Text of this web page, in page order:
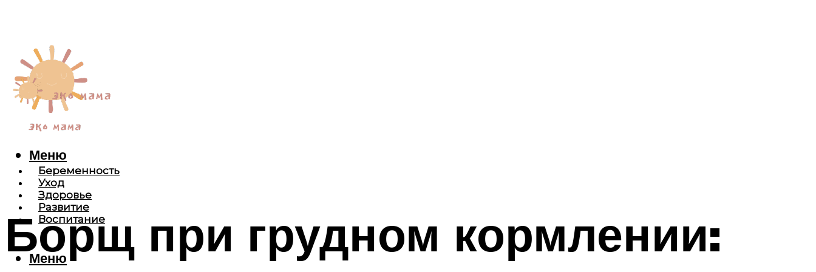
Беременность
Уход
Здоровье
Развитие
Воспитание
Меню
Меню
Борщ при грудном кормлении: